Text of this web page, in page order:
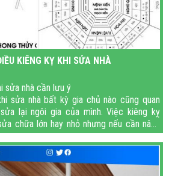
KIÊNG KỴ KHI SỬA NHÀ
sửa nhà cần lưu ý
sửa nhà bất kỳ gia chủ nào cũng quan
lại ngôi gia của mình. Việc kiêng kỵ
chữa lớn hay nhỏ nhưng nếu cần nâng